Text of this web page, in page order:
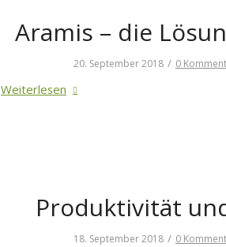
Aramis – die
20. September 2018 / 0
Weiterlesen
Produktivität
18. September 2018 / 0